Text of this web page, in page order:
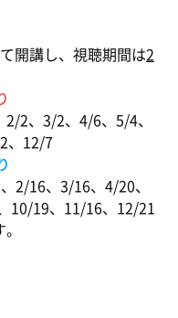
開講し、視聴期間は2
2、3/2、4/6、5/4、
、12/7
16、3/16、4/20、
10/19、11/16、12/21